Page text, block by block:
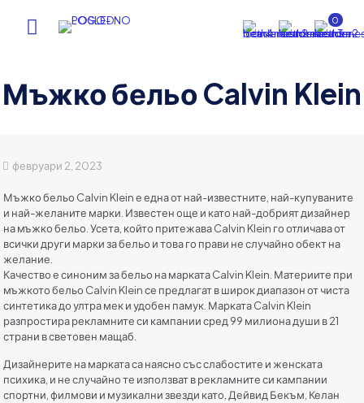
0
Мъжко бельо Calvin Klein
февруари 2, 2023
Мъжко бельо Calvin Klein е една от най-известните, най-купуваните
и най-желаните марки. Известен още и като най-добрият дизайнер
на мъжко бельо. Усета, който притежава Calvin Klein го отличава от
всички други марки за бельо и това го прави не случайно обект на
желание.
Качество е синоним за бельо на марката Calvin Klein. Материите при
мъжкото бельо Calvin Klein се предлагат в широк диапазон от чиста
синтетика до ултра мек и удобен памук. Марката Calvin Klein
разпростира рекламните си кампании сред 99 милиона души в 21
страни в световен мащаб.
Дизайнерите на марката са наясно със слабостите и женската
психика, и не случайно те използват в рекламните си кампании
спортни, филмови и музикални звезди като, Дейвид Бекъм, Келан